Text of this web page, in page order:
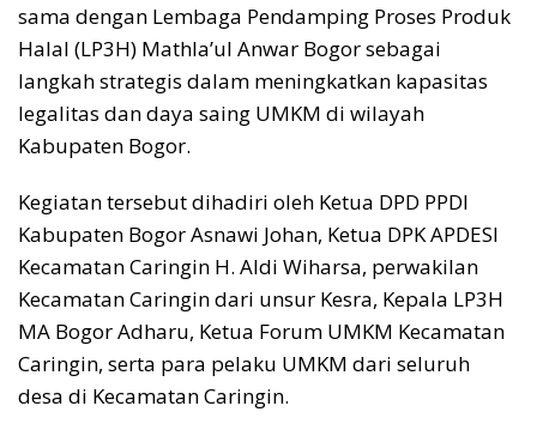
sama dengan Lembaga Pendamping Proses Produk
Halal (LP3H) Mathla’ul Anwar Bogor sebagai
langkah strategis dalam meningkatkan kapasitas
legalitas dan daya saing UMKM di wilayah
Kabupaten Bogor.
Kegiatan tersebut dihadiri oleh Ketua DPD PPDI
Kabupaten Bogor Asnawi Johan, Ketua DPK APDESI
Kecamatan Caringin H. Aldi Wiharsa, perwakilan
Kecamatan Caringin dari unsur Kesra, Kepala LP3H
MA Bogor Adharu, Ketua Forum UMKM Kecamatan
Caringin, serta para pelaku UMKM dari seluruh
desa di Kecamatan Caringin.